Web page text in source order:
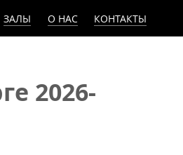
ЗАЛЫ О НАС КОНТАКТЫ
2026-